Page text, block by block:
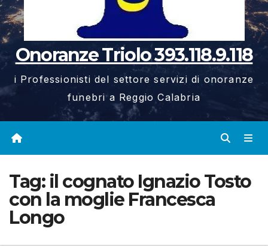
Onoranze Triolo 393.118.9.118
i Professionisti del settore servizi di onoranze
funebri a Reggio Calabria
Tag: il cognato Ignazio Tosto
con la moglie Francesca
Longo